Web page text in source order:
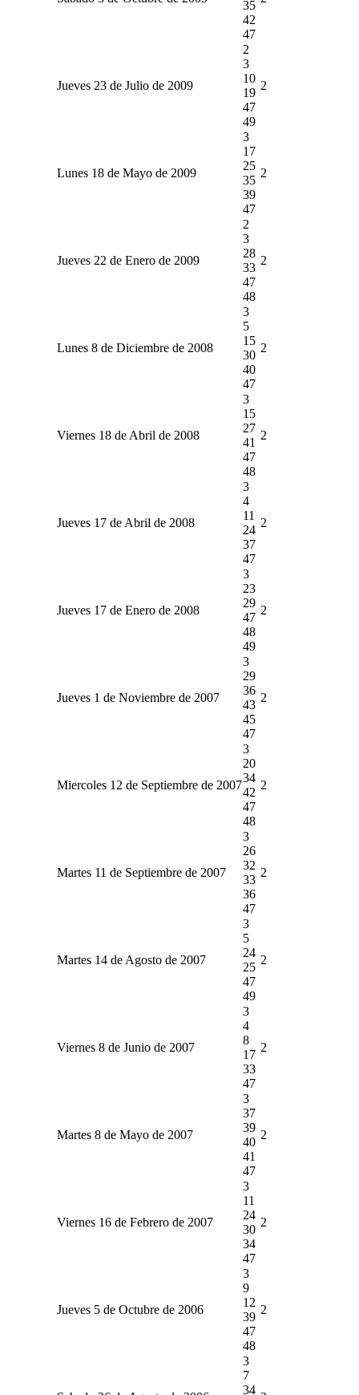
35
42
47
Jueves 23 de Julio de 2009
2
3
10
19
47
49
2
Lunes 18 de Mayo de 2009
3
17
25
35
39
47
2
Jueves 22 de Enero de 2009
2
3
28
33
47
48
2
Lunes 8 de Diciembre de 2008
3
5
15
30
40
47
2
Viernes 18 de Abril de 2008
3
15
27
41
47
48
2
Jueves 17 de Abril de 2008
3
4
11
24
37
47
2
Jueves 17 de Enero de 2008
3
23
29
47
48
49
2
Jueves 1 de Noviembre de 2007
3
29
36
43
45
47
2
Miercoles 12 de Septiembre de 2007
3
20
34
42
47
48
2
Martes 11 de Septiembre de 2007
3
26
32
33
36
47
2
Martes 14 de Agosto de 2007
3
5
24
25
47
49
2
Viernes 8 de Junio de 2007
3
4
8
17
33
47
2
Martes 8 de Mayo de 2007
3
37
39
40
41
47
2
Viernes 16 de Febrero de 2007
3
11
24
30
34
47
2
Jueves 5 de Octubre de 2006
3
9
12
39
47
48
2
3
7
34